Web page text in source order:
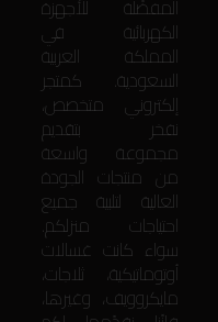
المفضّلة للأجهزة
الكهربائية في
المملكة العربية
السعودية. كمتجر
إلكتروني متخصص،
نفخر بتقديم
مجموعة واسعة
من منتجات الجودة
العالية لتلبية جميع
احتياجات منزلكم.
سواء كانت غسالات
أوتوماتيكية، ثلاجات،
مايكروويف، وغيرها،